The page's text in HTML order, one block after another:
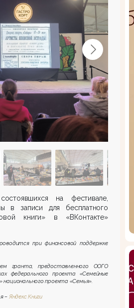
на фестивале,
в записи для бесплатного
книги» в «ВКонтакте»
при финансовой поддержке
гранта, предоставленного ООГО
федерального проекта «Семейные
проекта «Семья».
– Яндекс Книги